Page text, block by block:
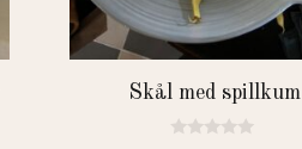
Skål med spillkum